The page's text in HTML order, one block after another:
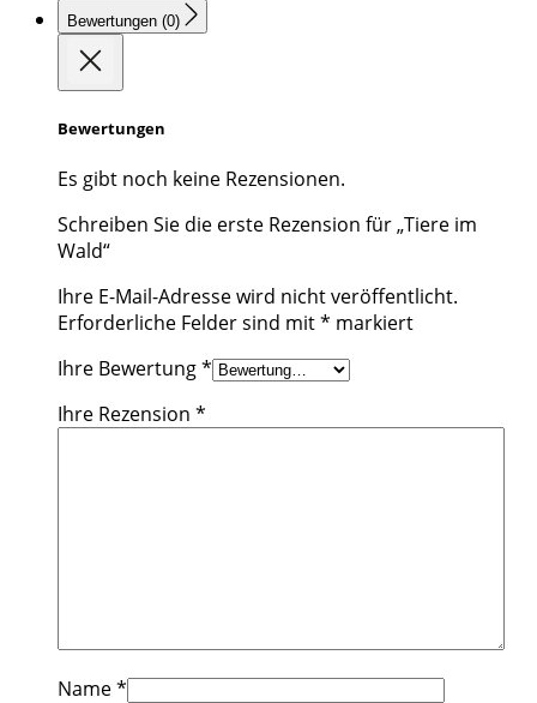
Bewertungen (0)
Bewertungen
Es gibt noch keine Rezensionen.
Schreiben Sie die erste Rezension für „Tiere im
Wald“
Ihre E-Mail-Adresse wird nicht veröffentlicht.
Erforderliche Felder sind mit* markiert
Ihre Bewertung*
Ihre Rezension *
Name*